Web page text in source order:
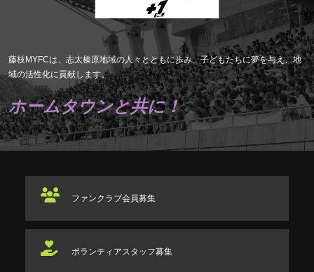
藤枝MYFCは、志太榛原地域の人々とともに歩み、子どもたちに夢を与え、地
域の活性化に貢献します。
ホームタウンと共に！
ファンクラブ会員募集
ボランティアスタッフ募集